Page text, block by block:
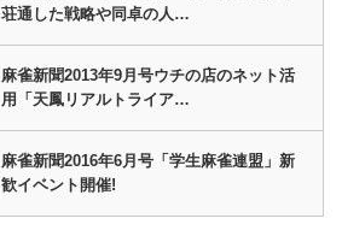
荘通した戦略や同卓の人…
麻雀新聞2013年9月号ウチの店のネット活
用「天鳳リアルトライア…
麻雀新聞2016年6月号「学生麻雀連盟」新
歓イベント開催!